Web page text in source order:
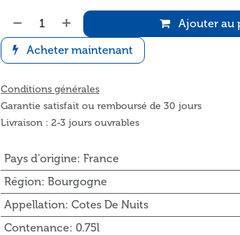
Ajouter au
Acheter maintenant
Conditions générales
Garantie satisfait ou remboursé de 30 jours
Livraison : 2-3 jours ouvrables
Pays d'origine: France
Région: Bourgogne
Appellation: Cotes De Nuits
Contenance: 0.75l